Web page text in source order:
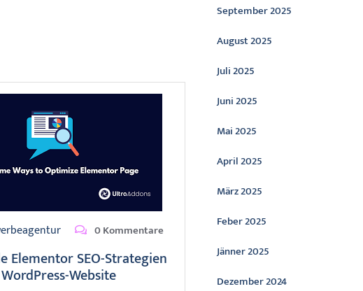
0 Kommentare
Elementor SEO-Strategien
Website
September 2025
August 2025
Juli 2025
Juni 2025
Mai 2025
April 2025
März 2025
Feber 2025
Jänner 2025
Dezember 2024